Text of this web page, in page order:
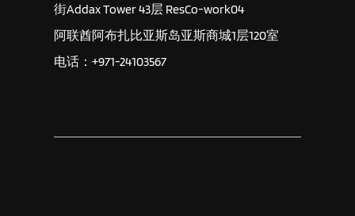
街Addax Tower 43层 ResCo-work04
阿联酋阿布扎比亚斯岛亚斯商城1层120室
电话：+971-24103567